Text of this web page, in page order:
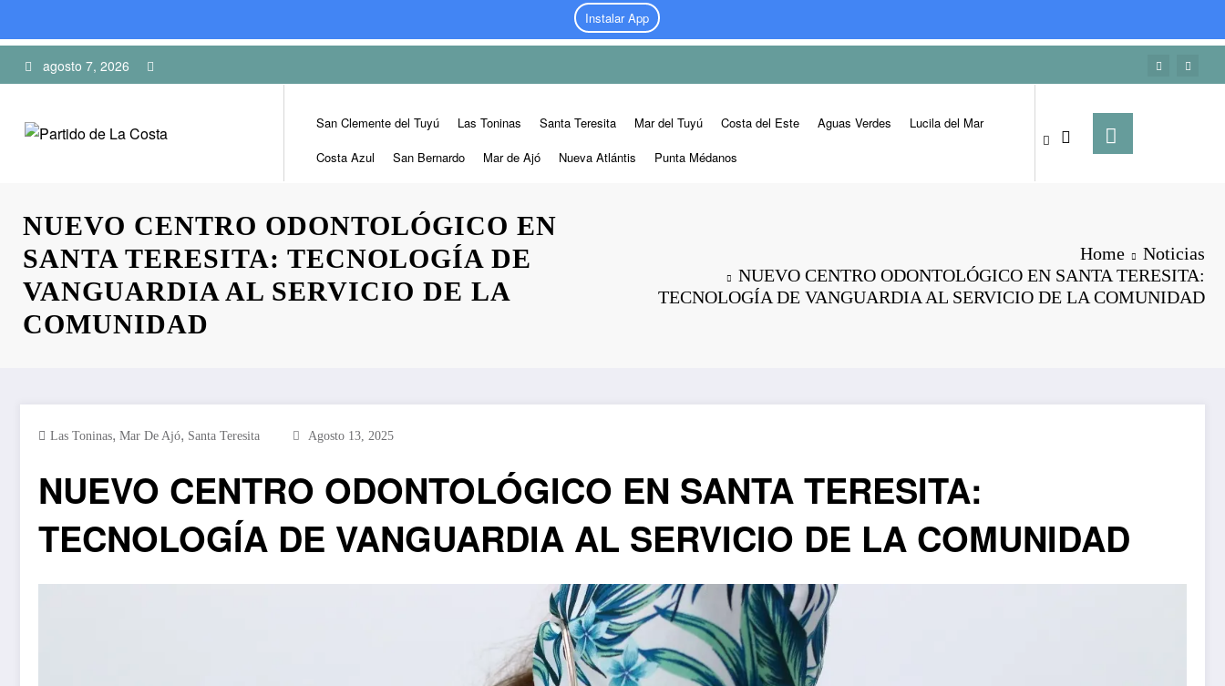
Instalar App
to
agosto 7, 2026
San Clemente del Tuyú Las Toninas Santa Teresita Mar del Tuyú Costa del Este Aguas Verdes
Lucila del Mar
Costa Azul
San Bernardo Mar de Ajó Nueva Atlántis Punta Médanos
NUEVO CENTRO ODONTOLÓGICO EN
SANTA TERESITA: TECNOLOGÍA DE
VANGUARDIA AL SERVICIO DE LA
COMUNIDAD
Home
Noticias
NUEVO CENTRO ODONTOLÓGICO EN SANTA TERESITA:
TECNOLOGÍA DE VANGUARDIA AL SERVICIO DE LA COMUNIDAD
Las Toninas, Mar De Ajó, Santa Teresita Agosto 13, 2025
NUEVO CENTRO ODONTOLÓGICO EN SANTA TERESITA:
TECNOLOGÍA DE VANGUARDIA AL SERVICIO DE LA COMUNIDAD